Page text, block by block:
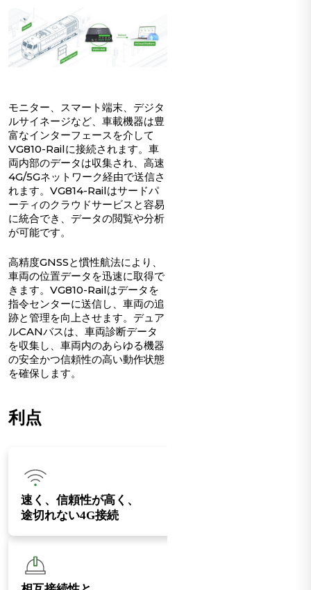
モニター、スマート端末、デジタ
ルサイネージなど、車載機器は豊
富なインターフェースを介して
VG810-Railに接続されます。車
両内部のデータは収集され、高速
4G/5Gネットワーク経由で送信さ
れます。VG814-Railはサードパ
ーティのクラウドサービスと容易
に統合でき、データの閲覧や分析
が可能です。
高精度GNSSと慣性航法により、
車両の位置データを迅速に取得で
きます。VG810-Railはデータを
指令センターに送信し、車両の追
跡と管理を向上させます。デュア
ルCANバスは、車両診断データ
を収集し、車両内のあらゆる機器
の安全かつ信頼性の高い動作状態
を確保します。
利点
速く、信頼性が高く、
途切れない4G接続